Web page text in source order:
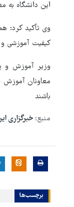
این دانشگاه به
وی تأکید کرد:
کیفیت آموزشی و
وزیر آموزش و
معاونان آموزش
باشند
منبع: خبرگزاری
برچسب‌ها